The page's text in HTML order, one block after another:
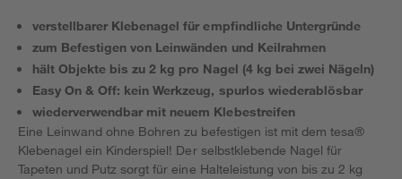
verstellbarer Klebenagel für empfindliche Untergründe
zum Befestigen von Leinwänden und Keilrahmen
hält Objekte bis zu 2 kg pro Nagel (4 kg bei zwei Nägeln)
Easy On & Off: kein Werkzeug, spurlos wiederablösbar
wiederverwendbar mit neuem Klebestreifen
Eine Leinwand ohne Bohren zu befestigen ist mit dem tesa®
Klebenagel ein Kinderspiel! Der selbstklebende Nagel für
Tapeten und Putz sorgt für eine Halteleistung von bis zu 2 kg